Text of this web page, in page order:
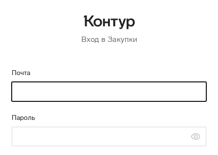
Вход в Закупки
Почта
Пароль